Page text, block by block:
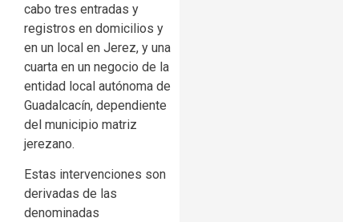
cabo tres entradas y
registros en domicilios y
en un local en Jerez, y una
cuarta en un negocio de la
entidad local autónoma de
Guadalcacín, dependiente
del municipio matriz
jerezano.
Estas intervenciones son
derivadas de las
denominadas